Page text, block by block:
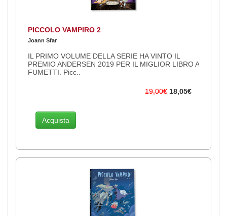
PICCOLO VAMPIRO 2
Joann Sfar
IL PRIMO VOLUME DELLA SERIE HA VINTO IL
PREMIO ANDERSEN 2019 PER IL MIGLIOR LIBRO A
FUMETTI. Picc..
19,00€ 18,05€
Acquista